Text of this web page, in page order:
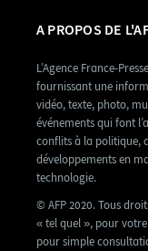
A PROPOS DE
L’Agence France-
fournissant une
vidéo, texte, photo,
événements qui font
conflits à la politique,
développements en
technologie.
© AFP 2020. Tous
« tel quel », pour
pour simple